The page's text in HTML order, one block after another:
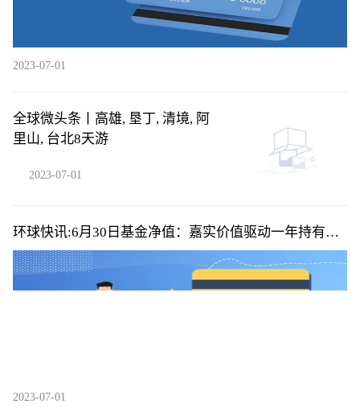
2023-07-01
全球微头条丨高雄, 垦丁, 清境, 阿
里山, 台北8天游
2023-07-01
环球快讯:6月30日基金净值：嘉实价值驱动一年持有期
混合A最新净值0.8907，涨0.7%
2023-07-01